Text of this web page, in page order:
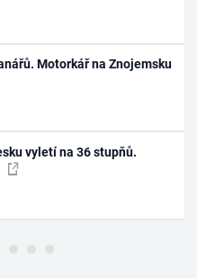
Motorkář na Znojemsku
vyletí na 36 stupňů.